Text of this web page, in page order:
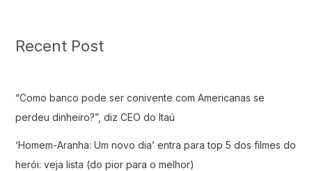
Recent Post
“Como banco pode ser conivente com Americanas se
perdeu dinheiro?”, diz CEO do Itaú
‘Homem-Aranha: Um novo dia’ entra para top 5 dos filmes do
herói: veja lista (do pior para o melhor)